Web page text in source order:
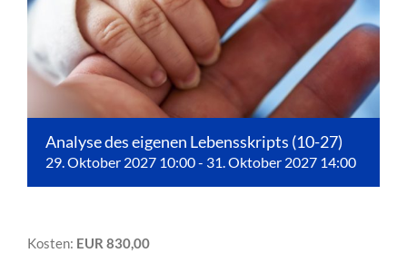
Analyse des eigenen Lebensskripts (10-27)
29. Oktober 2027 10:00- 31. Oktober 2027 14:00
Kosten: EUR 830,00